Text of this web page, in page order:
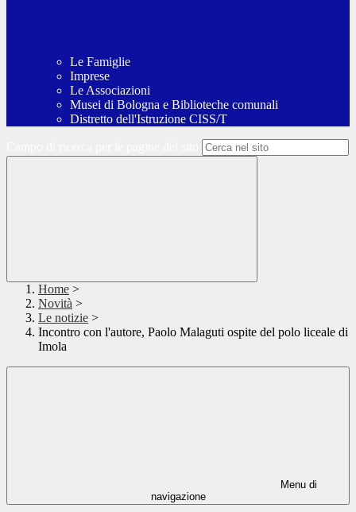
Le Famiglie
Imprese
Le Associazioni
Musei di Bologna e Biblioteche comunali
Distretto dell'Istruzione CISS/T
Home >
Novità >
Le notizie >
Incontro con l'autore, Paolo Malaguti ospite del polo liceale di
Imola
Menu di
navigazione